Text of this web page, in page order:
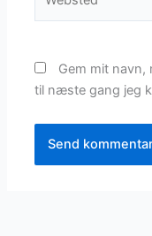
Gem mit navn,
til næste gang jeg